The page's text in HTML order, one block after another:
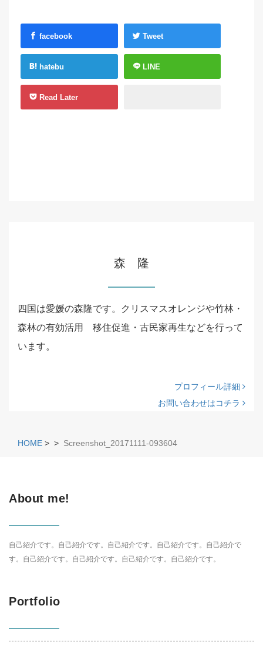
facebook Tweet
hatebu LINE
Read Later
森 隆
四国は愛媛の森隆です。クリスマスオレンジや竹林・
森林の有効活用 移住促進・古民家再生などを行って
います。
プロフィール詳細
お問い合わせはコチラ
HOME > > Screenshot_20171111-093604
About me!
自己紹介です。自己紹介です。自己紹介です。自己紹介です。自己紹介で
す。自己紹介です。自己紹介です。自己紹介です。自己紹介です。
Portfolio